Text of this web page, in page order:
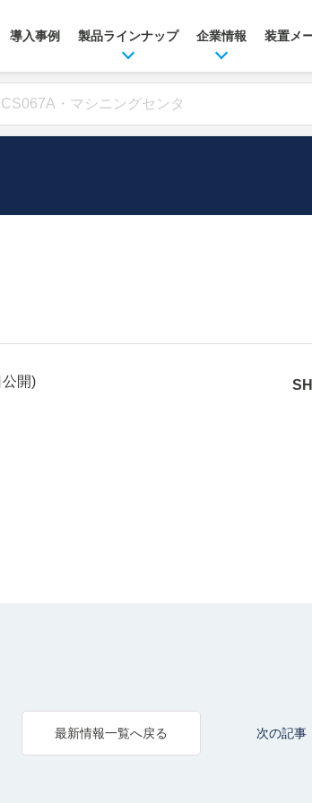
導入事例 製品ラインナップ 企業情報 装置メ
公開)
最新情報一覧へ戻る 次の記事